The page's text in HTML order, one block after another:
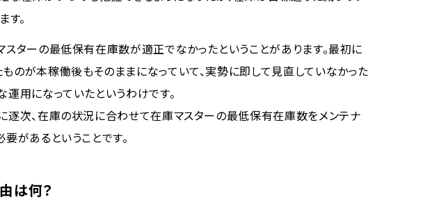
す。
スターの最低保有在庫数が適正でなかったということがあります。最初に
のが本稼働後もそのままになっていて、実勢に即して見直していなかった
用になっていたというわけです。
逐次、在庫の状況に合わせて在庫マスターの最低保有在庫数をメンテナ
があるということです。
は何？